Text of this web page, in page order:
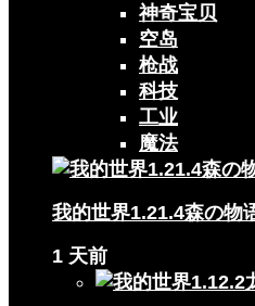
神奇宝贝
空岛
枪战
科技
工业
魔法
我的世界1.21.4森の物
1 天前